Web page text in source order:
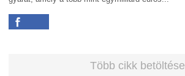
Több cikk betöltése